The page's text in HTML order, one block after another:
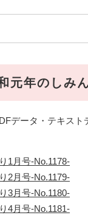
元年のしみ
データ・テキスト
1月号-No.1178-
2月号-No.1179-
3月号-No.1180-
4月号-No.1181-